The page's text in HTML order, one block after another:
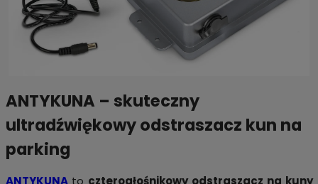
ANTYKUNA – skuteczny
ultradźwiękowy odstraszacz kun na
parking
ANTYKUNAto czterogłośnikowy odstraszacz na kuny